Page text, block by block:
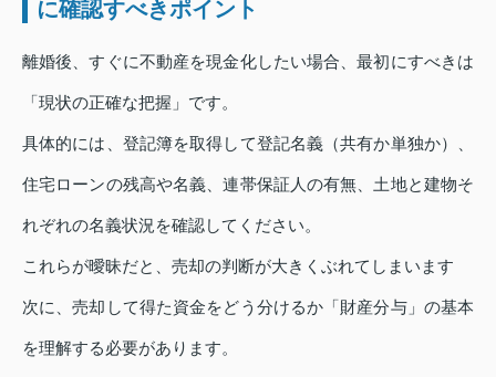
に確認すべきポイント
離婚後、すぐに不動産を現金化したい場合、最初にすべきは
「現状の正確な把握」です。
具体的には、登記簿を取得して登記名義（共有か単独か）、
住宅ローンの残高や名義、連帯保証人の有無、土地と建物そ
れぞれの名義状況を確認してください。
これらが曖昧だと、売却の判断が大きくぶれてしまいます
次に、売却して得た資金をどう分けるか「財産分与」の基本
を理解する必要があります。